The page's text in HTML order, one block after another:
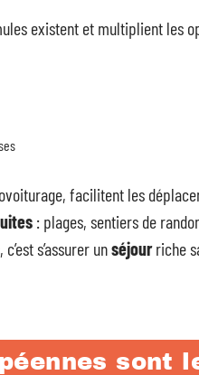
existent et multiplient les
facilitent les
: plages, sentiers de
s’assurer unséjourriche
sont